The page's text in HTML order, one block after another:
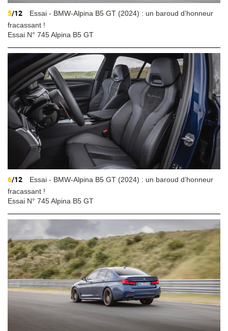
5/12
Essai - BMW-Alpina B5 GT (2024) : un baroud d’honneur
fracassant !
Essai N° 745 Alpina B5 GT
6/12
Essai - BMW-Alpina B5 GT (2024) : un baroud d’honneur
fracassant !
Essai N° 745 Alpina B5 GT